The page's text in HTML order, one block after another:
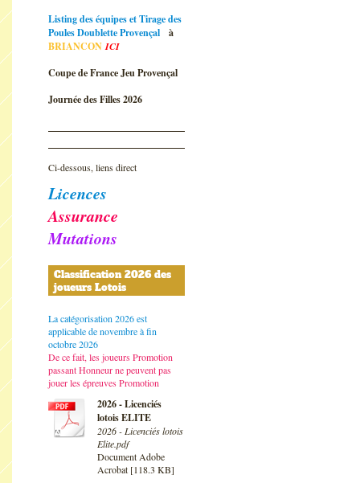
Listing des équipes et Tirage des
Poules Doublette Provençal
à
BRIANCONICI
Coupe de France Jeu Provençal
Journée des Filles 2026
Ci-dessous, liens direct
Licences
Assurance
Mutations
Classification 2026 des
joueurs Lotois
La catégorisation 2026 est
applicable de novembre à fin
octobre 2026
De ce fait, les joueurs Promotion
passant Honneur ne peuvent pas
jouer les épreuves Promotion
2026 - Licenciés
lotois ELITE
2026 - Licenciés lotois
Elite.pdf
Document Adobe
Acrobat [118.3 KB]